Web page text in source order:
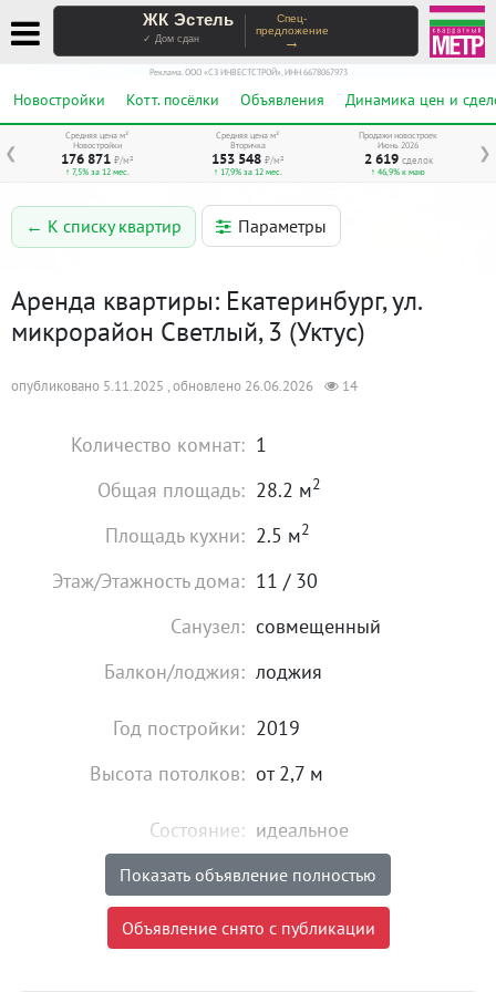
ЖК Эстель
✓ Дом сдан
Спец-
предложение
→
Реклама. ООО «СЗ ИНВЕСТСТРОЙ», ИНН 6678067973
Новостройки Котт. посёлки Объявления Динамика цен и
❮ ❯
Средняя цена м²
Новостройки
176 871 ₽/м²
↑ 7,5% за 12 мес.
Средняя цена м²
Вторичка
153 548 ₽/м²
↑ 17,9% за 12 мес.
Продажи новостроек
Июнь 2026
2 619 сделок
↑ 46,9% к маю
← К списку квартир Параметры
Аренда квартиры: Екатеринбург, ул.
микрорайон Светлый, 3 (Уктус)
опубликовано 5.11.2025 , обновлено 26.06.2026 14
Количество комнат: 1
Общая площадь: 28.2 м2
Площадь кухни: 2.5 м2
Этаж/Этажность дома: 11 / 30
Санузел: совмещенный
Балкон/лоджия: лоджия
Год постройки: 2019
Высота потолков: от 2,7 м
Состояние: идеальное
Мебель: есть
Цена: 26 000₽
Показать объявление полностью
Объявление снято с публикации